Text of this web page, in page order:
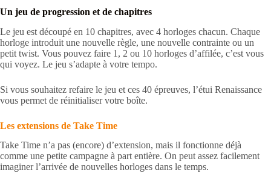
Un jeu de progression et de chapitres
Le jeu est découpé en 10 chapitres, avec 4 horloges chacun. Chaque
horloge introduit une nouvelle règle, une nouvelle contrainte ou un
petit twist. Vous pouvez faire 1, 2 ou 10 horloges d’affilée, c’est vous
qui voyez. Le jeu s’adapte à votre tempo.
Si vous souhaitez refaire le jeu et ces 40 épreuves, l’étui Renaissance
vous permet de réinitialiser votre boîte.
Les extensions de Take Time
Take Time n’a pas (encore) d’extension, mais il fonctionne déjà
comme une petite campagne à part entière. On peut assez facilement
imaginer l’arrivée de nouvelles horloges dans le temps.